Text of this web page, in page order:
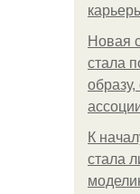
Новая
стала
К
стала